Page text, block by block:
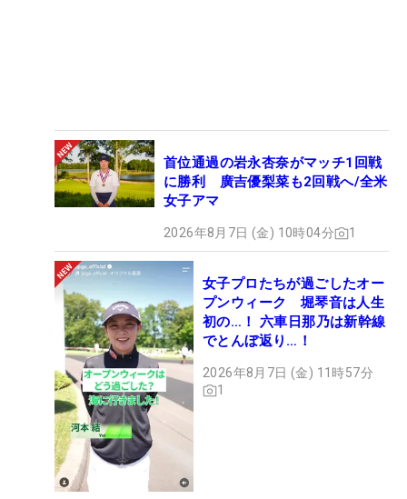
首位通過の岩永杏奈がマッチ1回戦
に勝利 廣吉優梨菜も2回戦へ/全米
女子アマ
2026年8月7日 (金) 10時04分 1
女子プロたちが過ごしたオー
プンウィーク 堀琴音は人生
初の…！ 六車日那乃は新幹線
でとんぼ返り…！
2026年8月7日 (金) 11時57分
1